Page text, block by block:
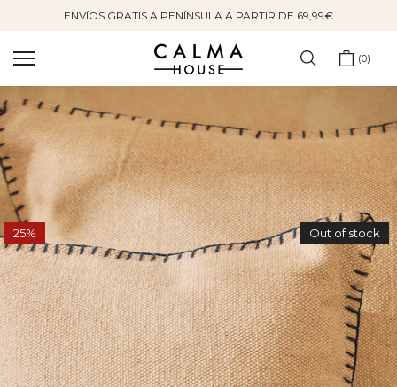
contenido
ENVÍOS GRATIS A PENÍNSULA A PARTIR DE 69,99€
0
Out of stock
25%